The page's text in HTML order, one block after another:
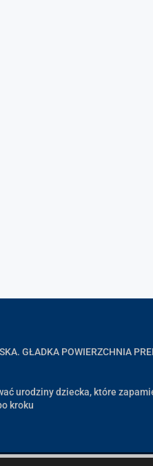
GŁADKA POWIERZCHNIA
urodziny dziecka, które
kroku